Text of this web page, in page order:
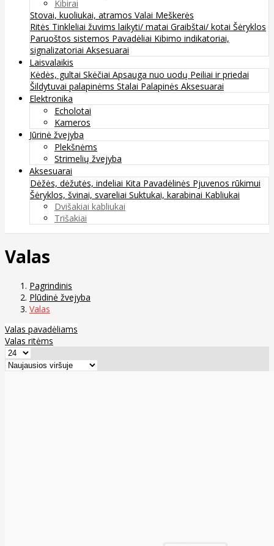
Kibirai
Stovai, kuoliukai, atramos Valai Meškerės
Ritės Tinkleliai žuvims laikyti/ matai Graibštai/ kotai Šėryklos
Paruoštos sistemos Pavadėliai Kibimo indikatoriai,
signalizatoriai Aksesuarai
Laisvalaikis
Kėdės, gultai Skėčiai Apsauga nuo uodų Peiliai ir priedai
Šildytuvai palapinėms Stalai Palapinės Aksesuarai
Elektronika
Echolotai
Kameros
Jūrinė žvejyba
Plekšnėms
Strimelių žvejyba
Aksesuarai
Dėžės, dėžutės, indeliai Kita Pavadėlinės Pjuvenos rūkimui
Šėryklos, švinai, svareliai Suktukai, karabinai Kabliukai
Dvišakiai kabliukai
Trišakiai
Valas
Pagrindinis
Plūdinė žvejyba
Valas
Valas pavadėliams
Valas ritėms